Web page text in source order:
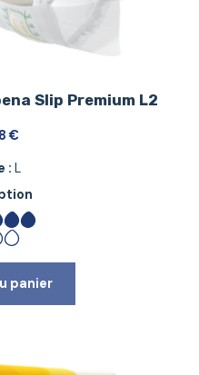
Slip Premium L2
€
: L
panier